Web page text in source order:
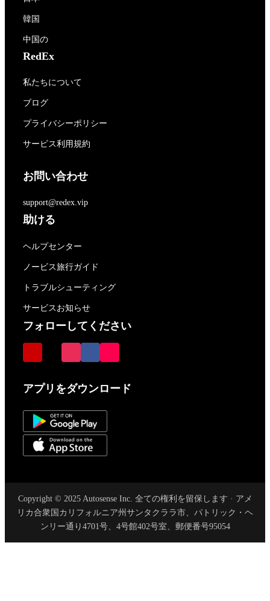
韓国
中国の
RedEx
私たちについて
ブログ
プライバシーポリシー
サービス利用規約
お問い合わせ
support@redex.vip
助ける
ヘルプセンター
ノービス旅行ガイド
トラブルシューティング
サービスお知らせ
フォローしてください
アプリをダウンロード
Copyright © 2025 Autosense Inc. 全ての権利を留保します · アメ
リカ合衆国カリフォルニア州サンタクララ市、パトリック・ヘ
ンリー通り4701号、4号館402号室、郵便番号95054